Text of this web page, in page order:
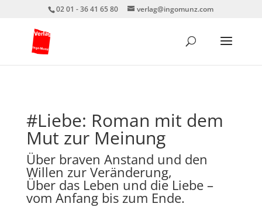
02 01 - 36 41 65 80 verlag@ingomunz.com
#Liebe: Roman mit dem
Mut zur Meinung
Über braven Anstand und den
Willen zur Veränderung,
Über das Leben und die Liebe –
vom Anfang bis zum Ende.